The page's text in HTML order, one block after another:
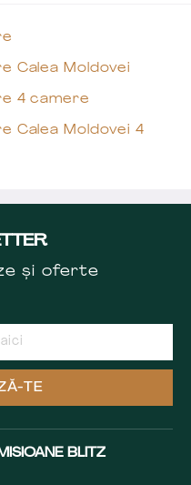
Calea Moldovei
4 camere
Calea Moldovei 4
și oferte
TE
BLITZ